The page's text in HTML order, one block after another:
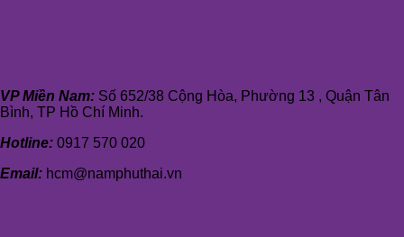
VP Miền Nam: Số 652/38 Cộng Hòa, Phường 13 , Quận Tân
Bình, TP Hồ Chí Minh.
Hotline: 0917 570 020
Email: hcm@namphuthai.vn